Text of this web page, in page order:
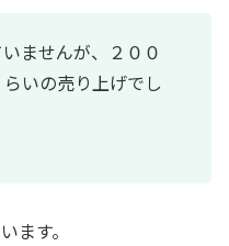
ませんが、２００
いの売り上げでし
ます。